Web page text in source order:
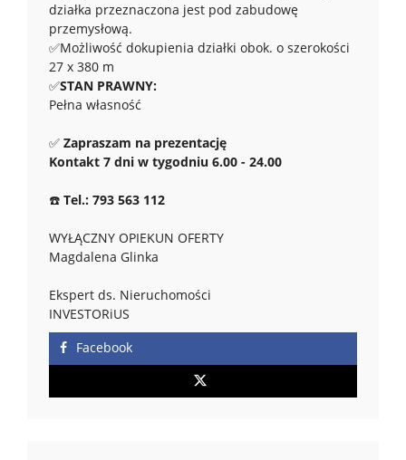
działka przeznaczona jest pod zabudowę
przemysłową.
✅Możliwość dokupienia działki obok. o szerokości
27 x 380 m
✅STAN PRAWNY:
Pełna własność
✅ Zapraszam na prezentację
Kontakt 7 dni w tygodniu 6.00 - 24.00
☎️ Tel.: 793 563 112
WYŁĄCZNY OPIEKUN OFERTY
Magdalena Glinka
Ekspert ds. Nieruchomości
INVESTORiUS
Facebook